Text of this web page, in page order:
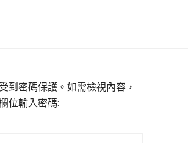
到密碼保護。如需檢視內容，
位輸入密碼: